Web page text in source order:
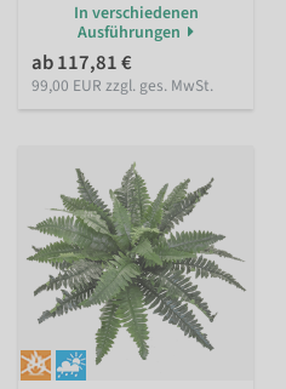
In verschiedenen
Ausführungen
ab 117,81 €
99,00 EUR zzgl. ges. MwSt.